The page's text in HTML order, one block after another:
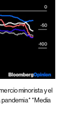
minorista y el
pandemia* *Media